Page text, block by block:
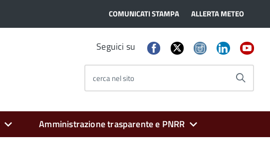
COMUNICATI STAMPA ALLERTA METEO
Seguici su
cerca nel sito
Amministrazione trasparente e PNRR